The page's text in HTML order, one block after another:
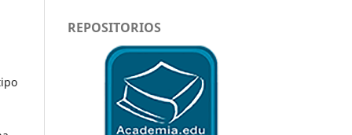
REPOSITORIOS